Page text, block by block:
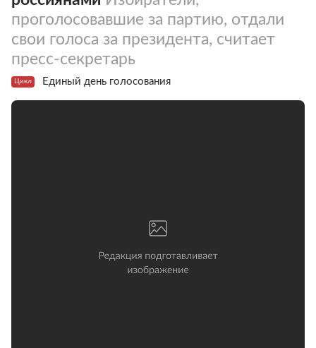
проголосовавшие за партию, отдали
свои голоса за президента, считает
пресс-секретарь
Цикл Единый день голосования